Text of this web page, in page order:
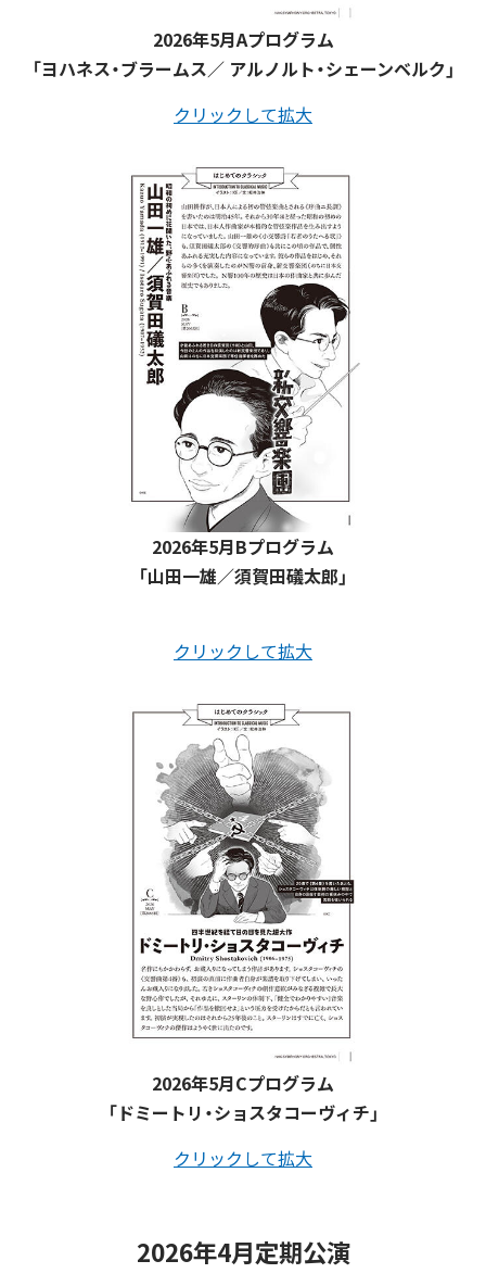
2026年5月Aプログラム
「ヨハネス・ブラームス／ アルノルト・シェーンベルク」
クリックして拡大
2026年5月Bプログラム
「山田一雄／須賀田礒太郎」
クリックして拡大
2026年5月Cプログラム
「ドミートリ・ショスタコーヴィチ」
クリックして拡大
2026年4月定期公演